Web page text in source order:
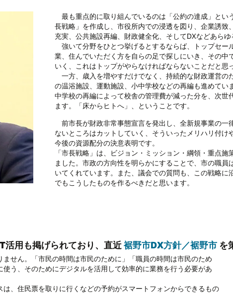
最も重点的に取り組んでいるのは「公約の達成」とい
長戦略」を作成し、市役所内での浸透を図り、企業誘
充実、公共施設再編、財政健全化、そしてDXなどあらゆ
強いて分野をひとつ挙げるとするならば、トップセー
業、住んでいただく方を自らの足で探しにいき、その
いく、これはトップがやらなければならないことだと思
一方、歳入を増やすだけでなく、持続的な財政運営の
の温浴施設、運動施設、小中学校などの再編も進めて
中学校の再編によって校舎の管理費が減った分を、次
ます。「床からヒトへ」、ということです。
前市長が財政非常事態宣言を発出し、全新規事業の一
ないところはカットしていく、そういったメリハリ付
今後の資源配分の決意表明です。
「市長戦略」は、ビジョン・ミッション・綱領・重点
ました。市政の方向性を明らかにすることで、市の職
いてくれています。また、議会での質問も、この戦略
でもこうしたものを作るべきだと思います。
活用も掲げられており、直近裾野市DX方針／裾野市 を
せん。「市民の時間は市民のために」「職員の時間は市民のため
う、そのためにデジタルを活用して効率的に業務を行う必要があ
、住民票を取りに行くなどの予約がスマートフォンからできるもの